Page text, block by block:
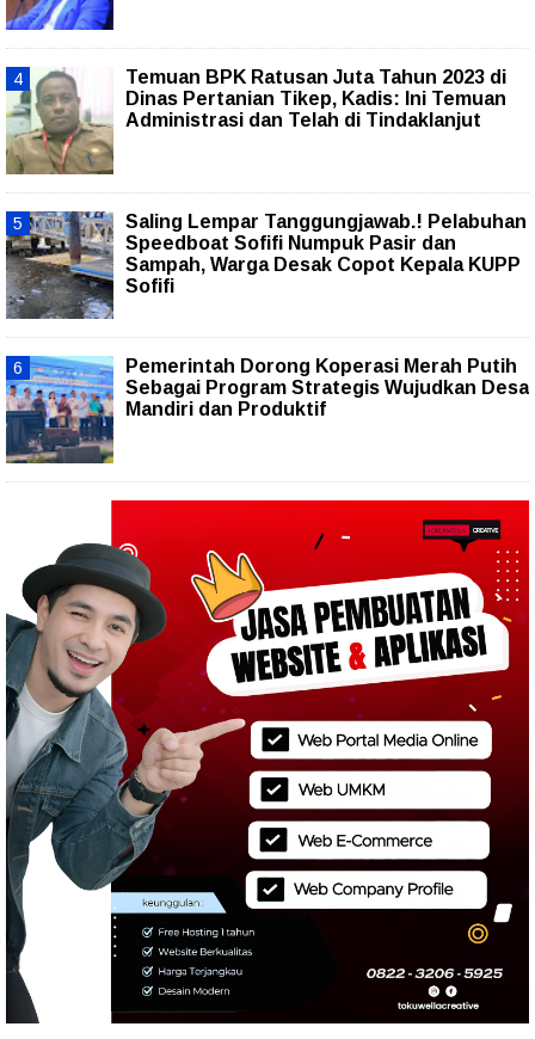
Temuan BPK Ratusan Juta Tahun 2023 di
Dinas Pertanian Tikep, Kadis: Ini Temuan
Administrasi dan Telah di Tindaklanjut
Saling Lempar Tanggungjawab.! Pelabuhan
Speedboat Sofifi Numpuk Pasir dan
Sampah, Warga Desak Copot Kepala KUPP
Sofifi
Pemerintah Dorong Koperasi Merah Putih
Sebagai Program Strategis Wujudkan Desa
Mandiri dan Produktif